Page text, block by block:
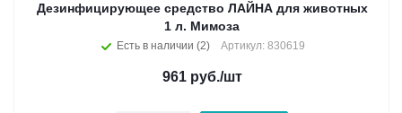
Дезинфицирующее средство ЛАЙНА для животных
1 л. Мимоза
Есть в наличии (2) Артикул: 830619
961руб./шт